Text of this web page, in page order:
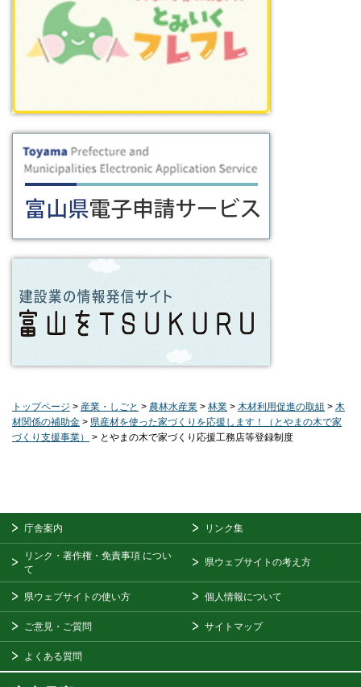
トップページ > 産業・しごと > 農林水産業 > 林業 > 木材利用促進の取組 > 木
材関係の補助金 > 県産材を使った家づくりを応援します！（とやまの木で家
づくり支援事業）
> とやまの木で家づくり応援工務店等登録制度
庁舎案内 リンク集
リンク・著作権・免責事項 につい
て
県ウェブサイトの考え方
県ウェブサイトの使い方 個人情報について
ご意見・ご質問 サイトマップ
よくある質問